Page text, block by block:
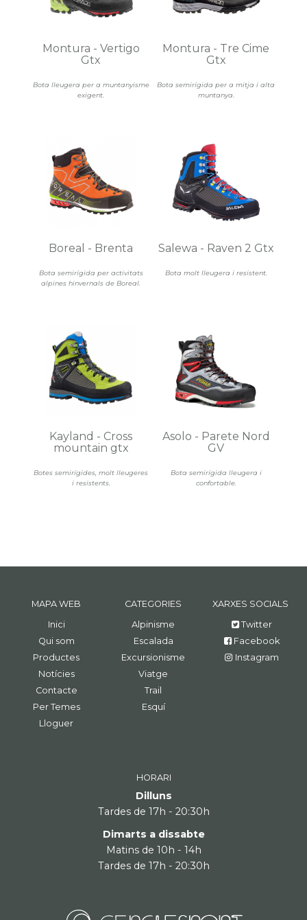
Bota lleugera per a muntanyisme
exigent.
Montura - Vertigo
Gtx
Bota semirígida per a mitja i alta
muntanya.
Montura - Tre Cime
Gtx
Bota semirígida per activitats
alpines hinvernals de Boreal.
Boreal - Brenta
Bota molt lleugera i resistent.
Salewa - Raven 2 Gtx
Botes semirígides, molt lleugeres
i resistents.
Kayland - Cross
mountain gtx
Bota semirígida lleugera i
confortable.
Asolo - Parete Nord
GV
MAPA WEB
Inici
Qui som
Productes
Notícies
Contacte
Per Temes
Lloguer
CATEGORIES
Alpinisme
Escalada
Excursionisme
Viatge
Trail
Esquí
XARXES SOCIALS
Twitter
Facebook
Instagram
HORARI
Dilluns
Tardes de 17h - 20:30h
Dimarts a dissabte
Matins de 10h - 14h
Tardes de 17h - 20:30h